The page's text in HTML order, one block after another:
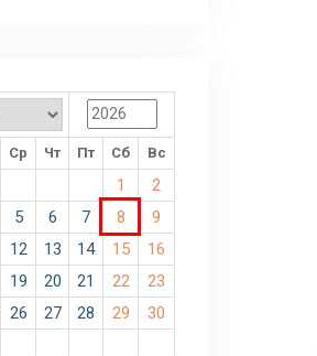
Ср Чт Пт Сб
Вс
1 2
5 6 7 8 9
12 13 14 15 16
19 20 21 22 23
26 27 28 29 30